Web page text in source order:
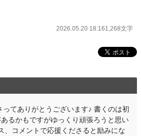
2026.05.20 18:161,268文字
てありがとうございます♪ 書くのは初
るかもですがゆっくり頑張ろうと思い
、コメントで応援くださると励みにな